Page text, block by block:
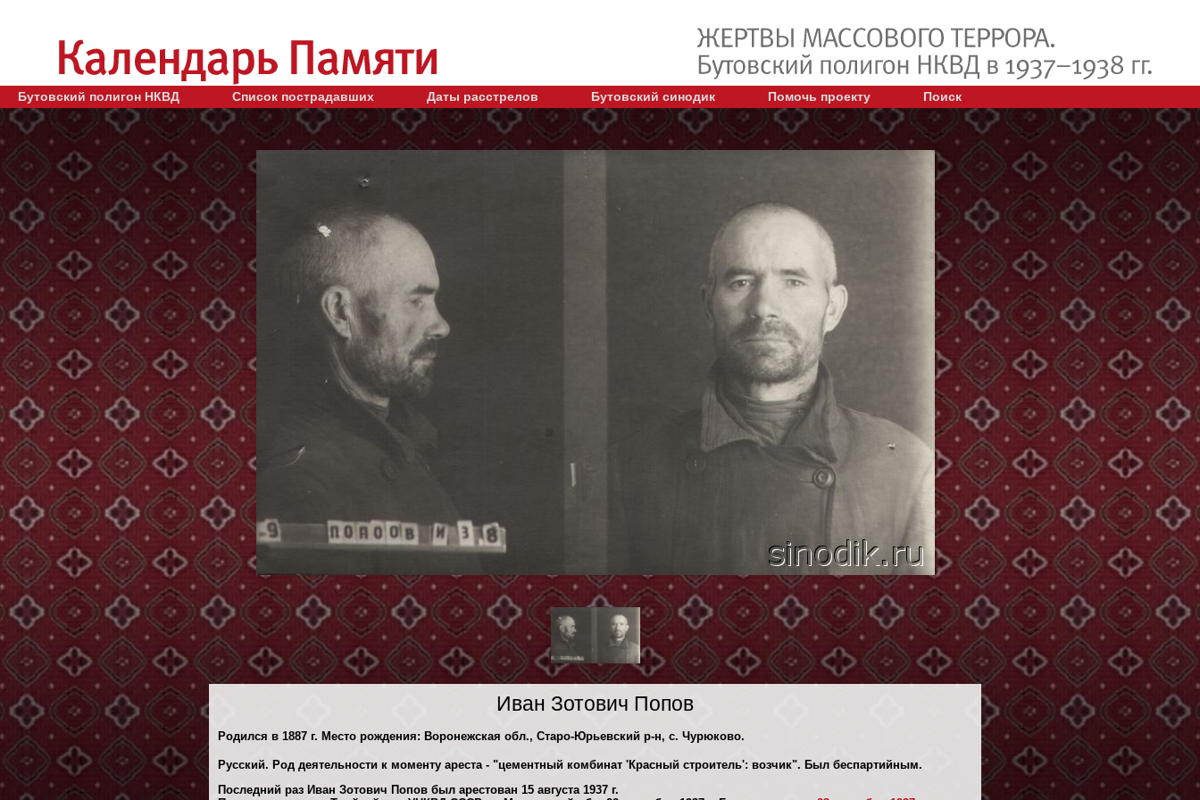
Бутовский полигон НКВД Список пострадавших Даты расстрелов Бутовский синодик Помочь проекту Поиск
Иван Зотович Попов
Родился в 1887 г. Место рождения: Воронежская обл., Старо-Юрьевский р-н, с. Чурюково.
Русский. Род деятельности к моменту ареста - "цементный комбинат 'Красный строитель': возчик". Был беспартийным.
Последний раз Иван Зотович Попов был арестован 15 августа 1937 г.